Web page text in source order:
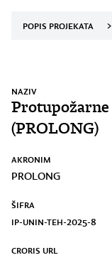
POPIS PROJEKATA >
NAZIV
Protupožarne
(PROLONG)
AKRONIM
PROLONG
ŠIFRA
IP-UNIN-TEH-2025-8
CRORIS URL